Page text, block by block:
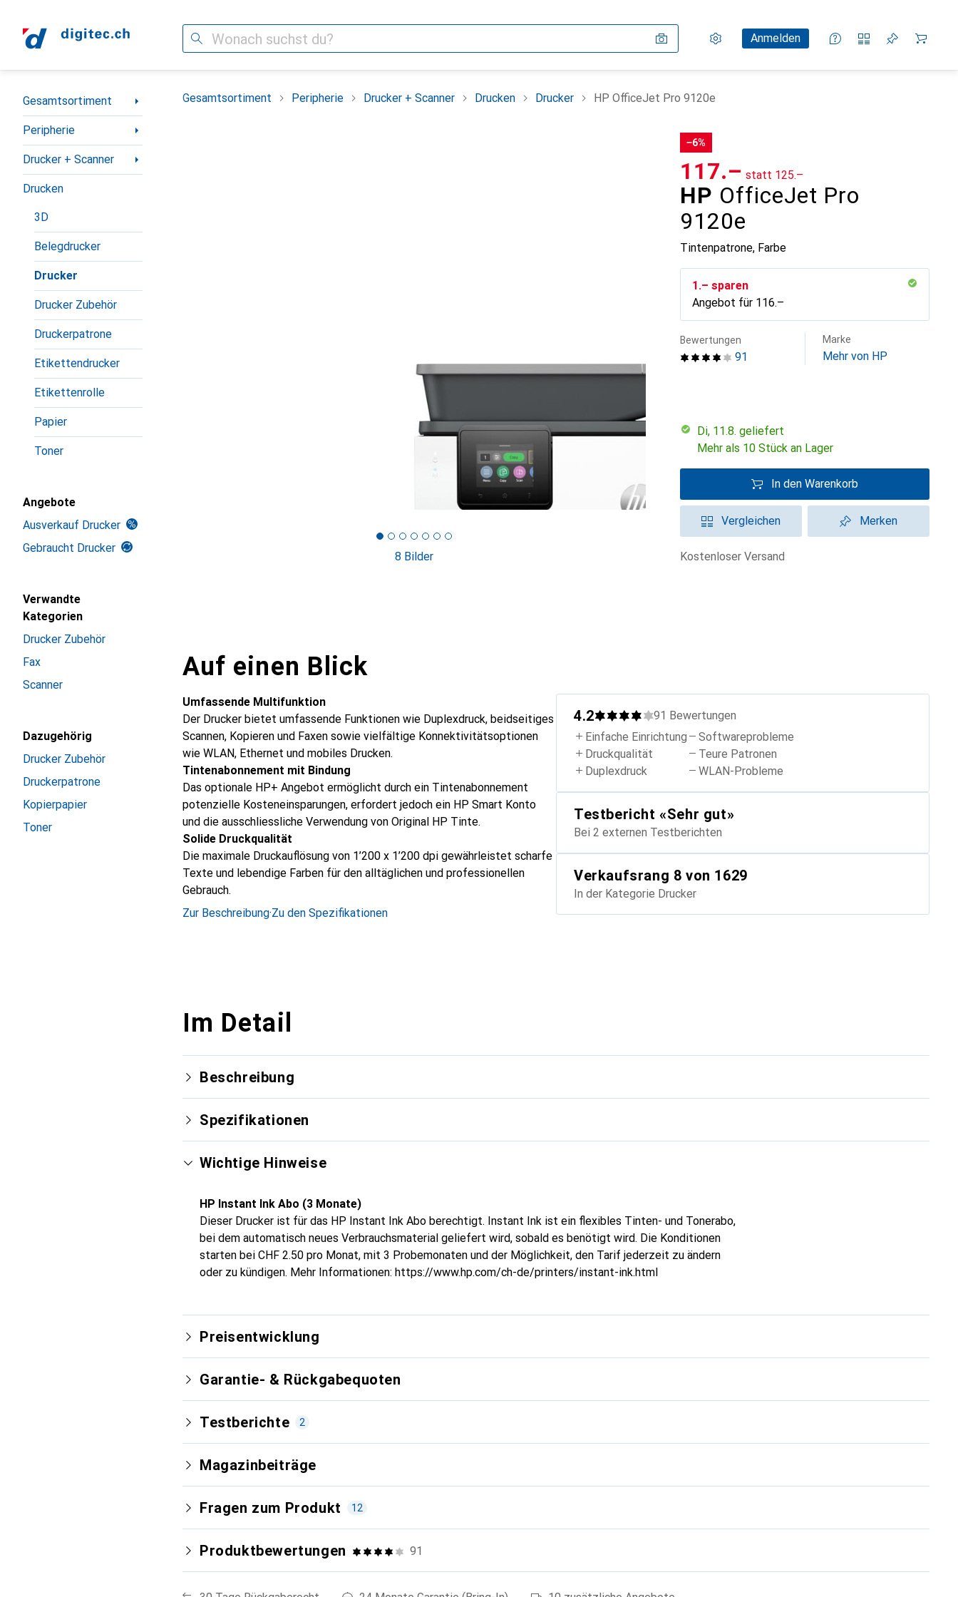
Suche Einstellungen
KundenkontoAnmelden
Vergleichslisten
Merklisten
Warenkorb
Navigation nach Kategorien
Gesamtsortiment
Peripherie
Drucker + Scanner
Drucken
3D
Belegdrucker
Drucker
Drucker Zubehör
Druckerpatrone
Etikettendrucker
Etikettenrolle
Papier
Toner
Angebote
Ausverkauf Drucker
Gebraucht Drucker
Verwandte
Kategorien
Drucker Zubehör
Fax
Scanner
Dazugehörig
Drucker Zubehör
Druckerpatrone
Kopierpapier
Toner
Gesamtsortiment Peripherie Drucker + Scanner Drucken Drucker HP OfficeJet Pro 9120e
8 Bilder
−6%
HP OfficeJet Pro
9120e
Tintenpatrone, Farbe
CHF
117.– statt CHF
125.–
CHF
1.– sparen
Angebot für CHF
116.–
91
Bewertungen Marke
Mehr von HP
Di, 11.8. geliefert
Mehr als 10 Stück an Lager
In den Warenkorb
Vergleichen Merken
kostenloser Versand
Auf einen Blick
Umfassende Multifunktion
Der Drucker bietet umfassende Funktionen wie Duplexdruck, beidseitiges
Scannen, Kopieren und Faxen sowie vielfältige Konnektivitätsoptionen
wie WLAN, Ethernet und mobiles Drucken.
Tintenabonnement mit Bindung
Das optionale HP+ Angebot ermöglicht durch ein Tintenabonnement
potenzielle Kosteneinsparungen, erfordert jedoch ein HP Smart Konto
und die ausschliessliche Verwendung von Original HP Tinte.
Solide Druckqualität
Die maximale Druckauflösung von 1’200 x 1’200 dpi gewährleistet scharfe
Texte und lebendige Farben für den alltäglichen und professionellen
Gebrauch.
Zur Beschreibung·Zu den Spezifikationen
4.2 91 Bewertungen
Einfache Einrichtung
Druckqualität
Duplexdruck
Softwareprobleme
Teure Patronen
WLAN-Probleme
Testbericht «Sehr gut»
Bei 2 externen Testberichten
Verkaufsrang 8 von 1629
In der Kategorie Drucker
Im Detail
Beschreibung
Spezifikationen
Wichtige Hinweise
HP Instant Ink Abo (3 Monate)
Dieser Drucker ist für das HP Instant Ink Abo berechtigt. Instant Ink ist ein flexibles Tinten- und Tonerabo,
bei dem automatisch neues Verbrauchsmaterial geliefert wird, sobald es benötigt wird. Die Konditionen
starten bei CHF 2.50 pro Monat, mit 3 Probemonaten und der Möglichkeit, den Tarif jederzeit zu ändern
oder zu kündigen. Mehr Informationen: https://www.hp.com/ch-de/printers/instant-ink.html
Preisentwicklung
Garantie- & Rückgabequoten
Testberichte 2
Neueste
Magazinbeiträge
Fragen zum Produkt 12
Produktbewertungen 91